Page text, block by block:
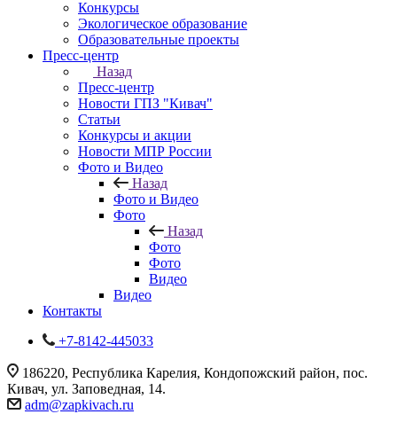
Конкурсы
Экологическое образование
Образовательные проекты
Пресс-центр
Назад
Пресс-центр
Новости ГПЗ "Кивач"
Статьи
Конкурсы и акции
Новости МПР России
Фото и Видео
Назад
Фото и Видео
Фото
Назад
Фото
Фото
Видео
Видео
Контакты
+7-8142-445033
186220, Республика Карелия, Кондопожский район, пос.
Кивач, ул. Заповедная, 14.
adm@zapkivach.ru